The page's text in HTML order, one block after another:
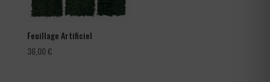
Feuillage Artificiel
36,00€